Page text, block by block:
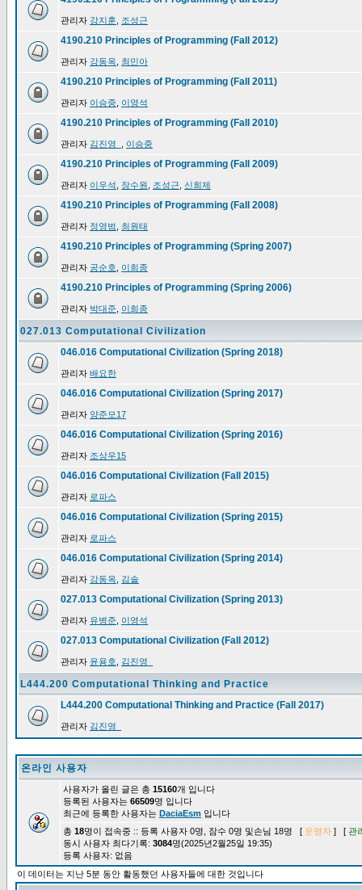
관리자 강지훈 조성근
4190.210 Principles of Programming (Fall 2012)
관리자 강동옥 최민아
4190.210 Principles of Programming (Fall 2011)
관리자 이승중 이영석
4190.210 Principles of Programming (Fall 2010)
관리자 김진영_ 이승중
4190.210 Principles of Programming (Fall 2009)
관리자 이우석 장수원 조성근 신희제
4190.210 Principles of Programming (Fall 2008)
관리자 정영범 최원태
4190.210 Principles of Programming (Spring 2007)
관리자 공순호 이희종
4190.210 Principles of Programming (Spring 2006)
관리자 박대준 이희종
027.013 Computational Civilization
046.016 Computational Civilization (Spring 2018)
관리자 배요한
046.016 Computational Civilization (Spring 2017)
관리자 양준모17
046.016 Computational Civilization (Spring 2016)
관리자 조상우15
046.016 Computational Civilization (Fall 2015)
관리자 로파스
046.016 Computational Civilization (Spring 2015)
관리자 로파스
046.016 Computational Civilization (Spring 2014)
관리자 강동옥 김솔
027.013 Computational Civilization (Spring 2013)
관리자 유병준 이영석
027.013 Computational Civilization (Fall 2012)
관리자 윤용호 김진영_
L444.200 Computational Thinking and Practice
L444.200 Computational Thinking and Practice (Fall 2017)
관리자 김진영_
온라인 사용자
사용자가 올린 글은 총 15160개 입니다
등록된 사용자는 66509명 입니다
최근에 등록한 사용자는 DaciaEsm 입니다
총 18명이 접속중 :: 등록 사용자 0명, 잠수 0명 및손님 18명 [ 운영자 ] [ 관
동시 사용자 최다기록: 3084명(2025년2월25일 19:35)
등록 사용자: 없음
이 데이터는 지난 5분 동안 활동했던 사용자들에 대한 것입니다